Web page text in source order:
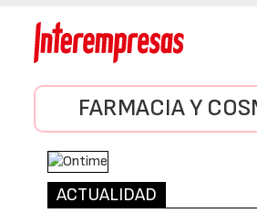
FARMACIA Y
ACTUALIDAD